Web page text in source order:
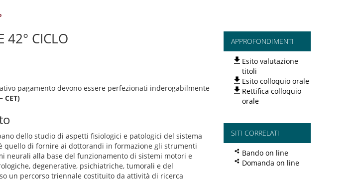
42° CICLO
pagamento devono essere perfezionati inderogabilmente
CET)
dello studio di aspetti fisiologici e patologici del sistema
quello di fornire ai dottorandi in formazione gli strumenti
neurali alla base del funzionamento di sistemi motori e
degenerative, psichiatriche, tumorali e del
un percorso triennale costituito da attività di ricerca
APPROFONDIMENTI
Esito valutazione
titoli
Esito colloquio orale
Rettifica colloquio
orale
SITI CORRELATI
Bando on line
Domanda on line